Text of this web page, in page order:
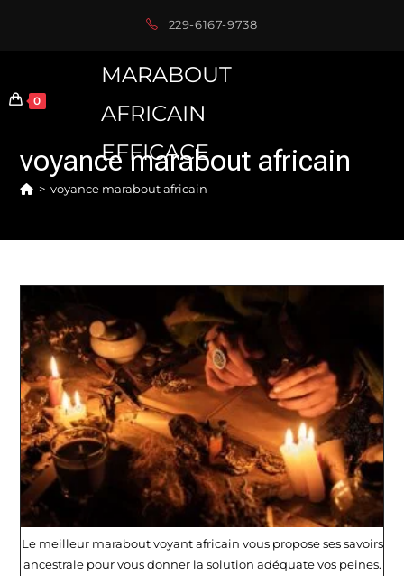
229-6167-9738
0
MARABOUT
AFRICAIN
EFFICACE
voyance marabout africain
> voyance marabout africain
Le meilleur marabout voyant africain vous propose ses savoirs
ancestrale pour vous donner la solution adéquate vos peines.